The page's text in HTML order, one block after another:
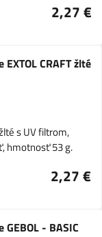
2,27 €
CRAFT žlté
s UV filtrom,
hmotnosť 53 g.
2,27 €
- BASIC